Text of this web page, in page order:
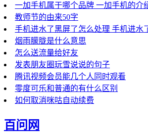
一加手机属于哪个品牌 一加手机的介
教师节的由来50字
手机进水了黑屏了怎么处理 手机进水
烟雨朦胧是什么意思
怎么送流量给好友
发表朋友圈玩雪说说的句子
腾讯视频会员能几个人同时观看
零度可乐和普通的有什么区别
如何取消咪咕自动续费
百问网